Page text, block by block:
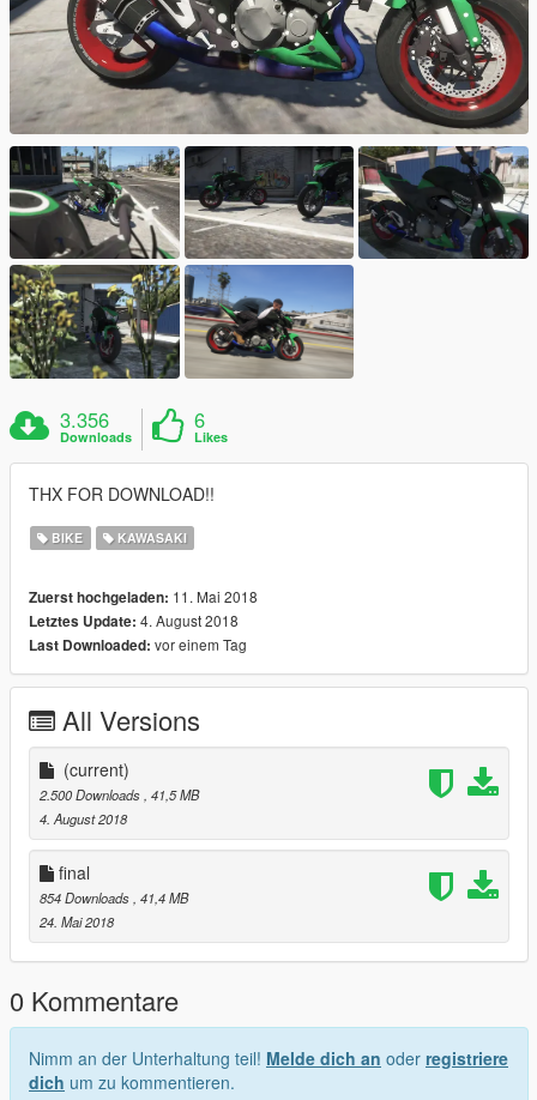
3.356
Downloads
6
Likes
THX FOR DOWNLOAD!!
BIKE KAWASAKI
Zuerst hochgeladen: 11. Mai 2018
Letztes Update: 4. August 2018
Last Downloaded: vor einem Tag
All Versions
(current)
2.500 Downloads , 41,5 MB
4. August 2018
final
854 Downloads , 41,4 MB
24. Mai 2018
0 Kommentare
Nimm an der Unterhaltung teil! Melde dich an oder registriere
dich um zu kommentieren.